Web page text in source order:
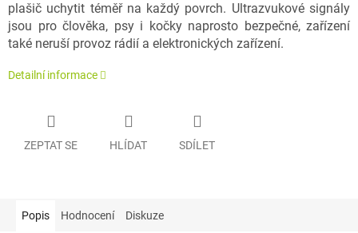
plašič uchytit téměř na každý povrch. Ultrazvukové signály
jsou pro člověka, psy i kočky naprosto bezpečné, zařízení
také neruší provoz rádií a elektronických zařízení.
Detailní informace
ZEPTAT SE HLÍDAT SDÍLET
Popis Hodnocení Diskuze